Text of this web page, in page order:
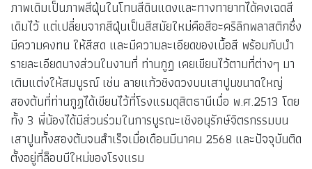
ภาพเดิมเป็นภาพสีฝุ่นในโทนสีดินแดงและทางทายาทได้คงเฉดสี
เดิมไว้ แต่เปลี่ยนจากสีฝุ่นเป็นสีสมัยใหม่คือสีอะคริลิกพลาสติกซึ่ง
มีความคงทน ให้สีสด และมีความละเอียดของเนื้อสี พร้อมกับนำ
รายละเอียดบางส่วนในงานที่ ท่านกูฏ เคยเขียนไว้ตามที่ต่างๆ มา
เติมแต่งให้สมบูรณ์ เช่น ลายแก้วชิงดวงบนเสาปูนขนาดใหญ่
สองต้นที่ท่านกูฏได้เขียนไว้ที่โรงแรมดุสิตธานีเมื่อ พ.ศ.2513 โดย
ทั้ง 3 พี่น้องได้มีส่วนร่วมในการบูรณะเชิงอนุรักษ์จิตรกรรมบน
เสาปูนทั้งสองต้นจนสำเร็จเมื่อเดือนมีนาคม 2568 และปัจจุบันติด
ตั้งอยู่ที่ล็อบบีใหม่ของโรงแรม